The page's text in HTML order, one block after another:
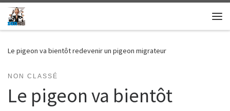
Skip to content
Le pigeon va bientôt redevenir un pigeon migrateur
NON CLASSÉ
Le pigeon va bientôt